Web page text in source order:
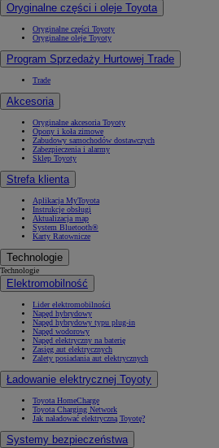
Oryginalne części i oleje Toyota
Oryginalne części Toyoty
Oryginalne oleje Toyoty
Program Sprzedaży Hurtowej Trade
Trade
Akcesoria
Oryginalne akcesoria Toyoty
Opony i koła zimowe
Zabudowy samochodów dostawczych
Zabezpieczenia i alarmy
Sklep Toyoty
Strefa klienta
Aplikacja MyToyota
Instrukcje obsługi
Aktualizacja map
System Bluetooth®
Karty Ratownicze
Technologie
Technologie
Elektromobilność
Lider elektromobilności
Napęd hybrydowy
Napęd hybrydowy typu plug-in
Napęd wodorowy
Napęd elektryczny na baterię
Zasięg aut elektrycznych
Zalety posiadania aut elektrycznych
Ładowanie elektrycznej Toyoty
Toyota HomeCharge
Toyota Charging Network
Jak naładować elektryczną Toyotę?
Systemy bezpieczeństwa